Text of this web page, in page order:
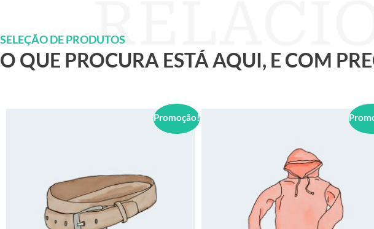
SELEÇÃO DE PRODUTOS
O QUE PROCURA ESTÁ AQUI, E COM
Promoção!